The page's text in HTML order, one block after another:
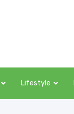
Lifestyle